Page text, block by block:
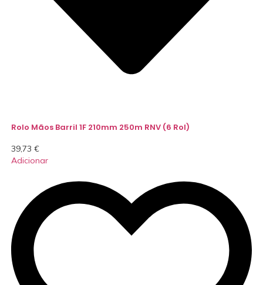
Rolo Mãos Barril 1F 210mm 250m RNV (6 Rol)
39,73 €
Adicionar